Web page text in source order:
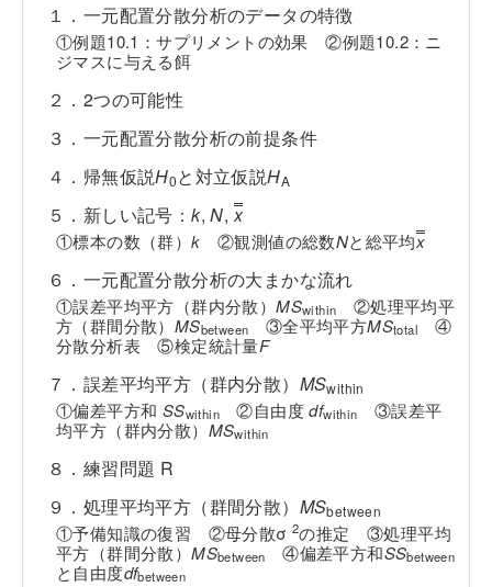
１．一元配置分散分析のデータの特徴
①例題10.1：サプリメントの効果 ②例題10.2：ニ
ジマスに与える餌
２．2つの可能性
３．一元配置分散分析の前提条件
４．帰無仮説H0と対立仮説HA
５．新しい記号：k,N, x
①標本の数（群）k ②観測値の総数Nと総平均x
６．一元配置分散分析の大まかな流れ
①誤差平均平方（群内分散）MSwithin
②処理平均平
方（群間分散） MSbetween ③全平均平方MStotal
④
分散分析表 ⑤検定統計量F
７．誤差平均平方（群内分散） MSwithin
①偏差平方和 SSwithin ②自由度dfwithin
③誤差平
均平方（群内分散） MSwithin
８．練習問題 R
９．処理平均平方（群間分散） MSbetween
①予備知識の復習 ②母分散σ 2の推定 ③処理平均
平方（群間分散）MSbetween ④偏差平方和SSbetween
と自由度dfbetween